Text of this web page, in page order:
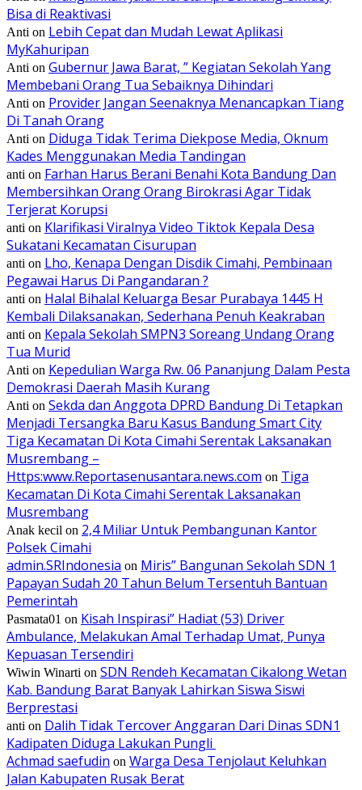
Bisa di Reaktivasi
Anti on Lebih Cepat dan Mudah Lewat Aplikasi
MyKahuripan
Anti on Gubernur Jawa Barat, ” Kegiatan Sekolah Yang
Membebani Orang Tua Sebaiknya Dihindari
Anti on Provider Jangan Seenaknya Menancapkan Tiang
Di Tanah Orang
Anti on Diduga Tidak Terima Diekpose Media, Oknum
Kades Menggunakan Media Tandingan
anti on Farhan Harus Berani Benahi Kota Bandung Dan
Membersihkan Orang Orang Birokrasi Agar Tidak
Terjerat Korupsi
anti on Klarifikasi Viralnya Video Tiktok Kepala Desa
Sukatani Kecamatan Cisurupan
anti on Lho, Kenapa Dengan Disdik Cimahi, Pembinaan
Pegawai Harus Di Pangandaran ?
anti on Halal Bihalal Keluarga Besar Purabaya 1445 H
Kembali Dilaksanakan, Sederhana Penuh Keakraban
anti on Kepala Sekolah SMPN3 Soreang Undang Orang
Tua Murid
Anti on Kepedulian Warga Rw. 06 Pananjung Dalam Pesta
Demokrasi Daerah Masih Kurang
Anti on Sekda dan Anggota DPRD Bandung Di Tetapkan
Menjadi Tersangka Baru Kasus Bandung Smart City
Tiga Kecamatan Di Kota Cimahi Serentak Laksanakan
Musrembang –
Https:www.Reportasenusantara.news.com on Tiga
Kecamatan Di Kota Cimahi Serentak Laksanakan
Musrembang
Anak kecil on 2,4 Miliar Untuk Pembangunan Kantor
Polsek Cimahi
admin.SRIndonesia on Miris” Bangunan Sekolah SDN 1
Papayan Sudah 20 Tahun Belum Tersentuh Bantuan
Pemerintah
Pasmata01 on Kisah Inspirasi” Hadiat (53) Driver
Ambulance, Melakukan Amal Terhadap Umat, Punya
Kepuasan Tersendiri
Wiwin Winarti on SDN Rendeh Kecamatan Cikalong Wetan
Kab. Bandung Barat Banyak Lahirkan Siswa Siswi
Berprestasi
anti on Dalih Tidak Tercover Anggaran Dari Dinas SDN1
Kadipaten Diduga Lakukan Pungli
Achmad saefudin on Warga Desa Tenjolaut Keluhkan
Jalan Kabupaten Rusak Berat